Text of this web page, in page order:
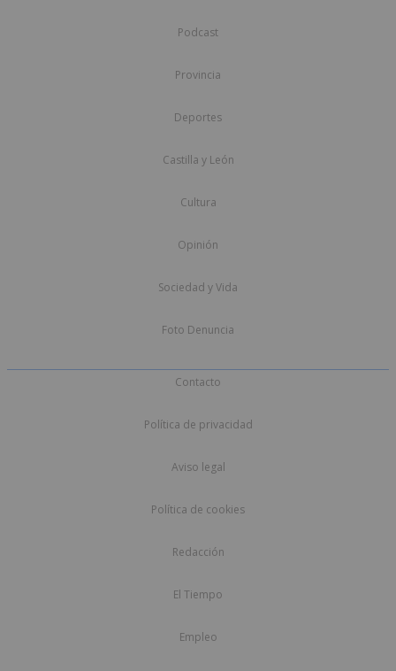
Podcast
Provincia
Deportes
Castilla y León
Cultura
Opinión
Sociedad y Vida
Foto Denuncia
Contacto
Política de privacidad
Aviso legal
Política de cookies
Redacción
El Tiempo
Empleo